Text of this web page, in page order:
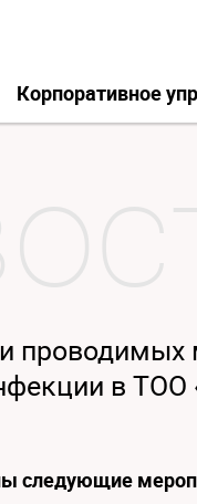
Корпоративное
в ТОО
следующие